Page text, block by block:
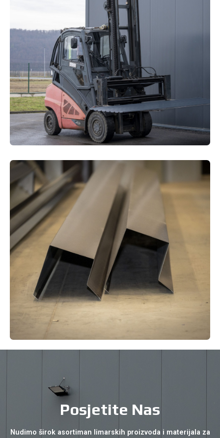
Posjetite Nas
Nudimo širok asortiman limarskih proizvoda i materijala za